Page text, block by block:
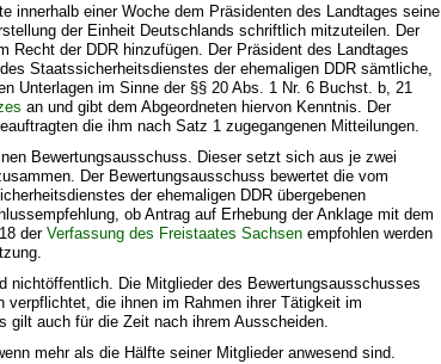
innerhalb einer Woche dem Präsidenten des Landtages seine
der Einheit Deutschlands schriftlich mitzuteilen. Der
Recht der DDR hinzufügen. Der Präsident des Landtages
Staatssicherheitsdienstes der ehemaligen DDR sämtliche,
Unterlagen im Sinne der §§ 20 Abs. 1 Nr. 6 Buchst. b, 21
an und gibt dem Abgeordneten hiervon Kenntnis. Der
die ihm nach Satz 1 zugegangenen Mitteilungen.
Bewertungsausschuss. Dieser setzt sich aus je zwei
Der Bewertungsausschuss bewertet die vom
der ehemaligen DDR übergebenen
ob Antrag auf Erhebung der Anklage mit dem
derVerfassung des Freistaates Sachsen empfohlen werden
nichtöffentlich. Die Mitglieder des Bewertungsausschusses
verpflichtet, die ihnen im Rahmen ihrer Tätigkeit im
gilt auch für die Zeit nach ihrem Ausscheiden.
mehr als die Hälfte seiner Mitglieder anwesend sind.